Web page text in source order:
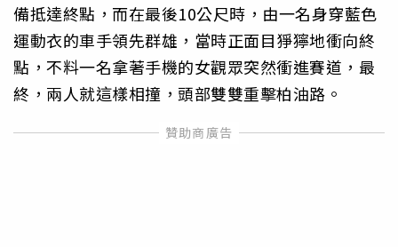
備抵達終點，而在最後10公尺時，由一名身穿藍色
運動衣的車手領先群雄，當時正面目猙獰地衝向終
點，不料一名拿著手機的女觀眾突然衝進賽道，最
終，兩人就這樣相撞，頭部雙雙重擊柏油路。